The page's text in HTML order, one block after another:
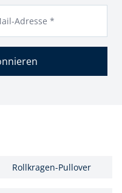
Adresse *
Rollkragen-Pullover